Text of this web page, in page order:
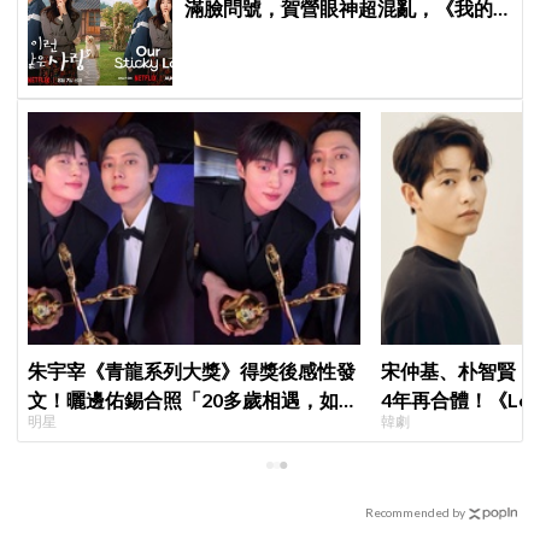
滿臉問號，賀營眼神超混亂，《我的
朱宇宰《青龍系列大獎》得獎後感性發
文！曬邊佑錫合照「20多歲相遇，如今
一起站上頒獎舞台」
明星
宋仲基、朴智賢
4年再合體！《
面就變天」設定超
韓劇
Recommended by